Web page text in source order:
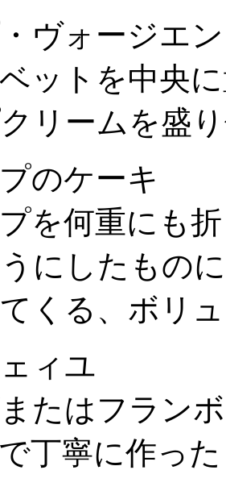
ヴォージエ
ットを中央
リームを盛
のケーキ
を何重にも
にしたもの
くる、ボリ
ィユ
たはフラン
丁寧に作っ